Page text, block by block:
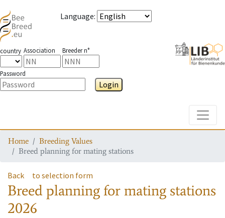
Language:
country Association Breeder n°
Password
Login
Home
Breeding Values
Breed planning for mating stations
Back to selection form
Breed planning for mating stations
2026